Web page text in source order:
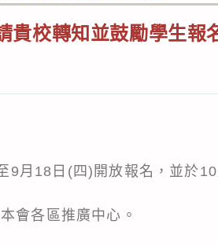
貴校轉知並鼓勵學生報
9月18日(四)開放報名，並於10
會各區推廣中心。